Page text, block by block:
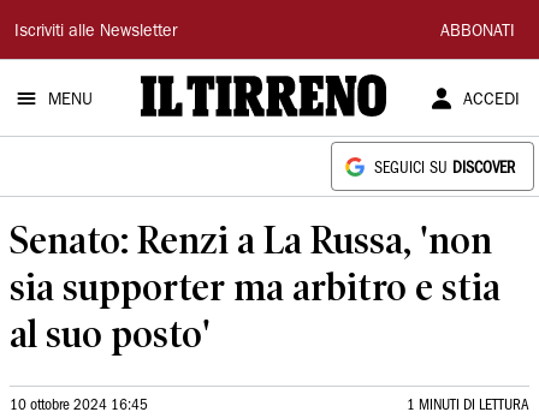
Il
Tirreno
Iscriviti alle Newsletter ABBONATI
MENU ACCEDI
SEGUICI SU DISCOVER
Senato: Renzi a La Russa, 'non
sia supporter ma arbitro e stia
al suo posto'
10 ottobre 2024 16:45 1 MINUTI DI LETTURA